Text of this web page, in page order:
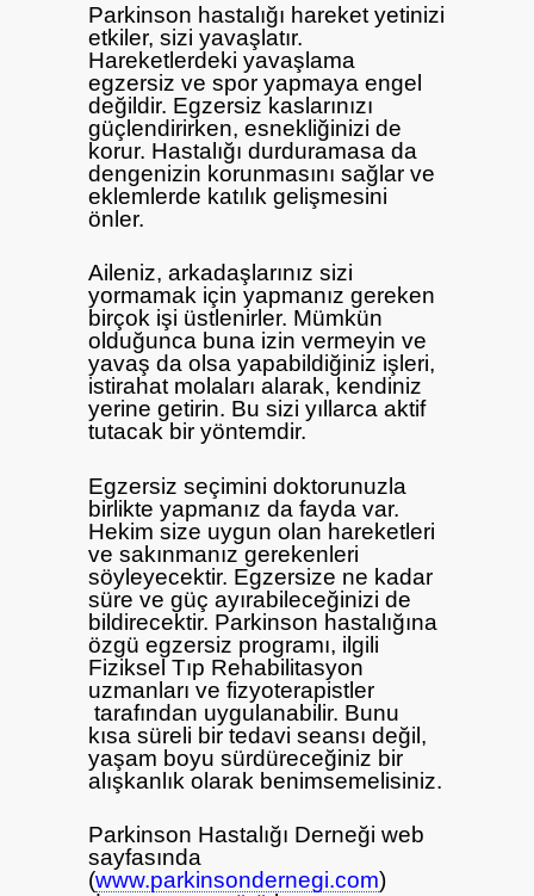
Parkinson hastalığı hareket yetinizi
etkiler, sizi yavaşlatır.
Hareketlerdeki yavaşlama
egzersiz ve spor yapmaya engel
değildir. Egzersiz kaslarınızı
güçlendirirken, esnekliğinizi de
korur. Hastalığı durduramasa da
dengenizin korunmasını sağlar ve
eklemlerde katılık gelişmesini
önler.
Aileniz, arkadaşlarınız sizi
yormamak için yapmanız gereken
birçok işi üstlenirler. Mümkün
olduğunca buna izin vermeyin ve
yavaş da olsa yapabildiğiniz işleri,
istirahat molaları alarak, kendiniz
yerine getirin. Bu sizi yıllarca aktif
tutacak bir yöntemdir.
Egzersiz seçimini doktorunuzla
birlikte yapmanız da fayda var.
Hekim size uygun olan hareketleri
ve sakınmanız gerekenleri
söyleyecektir. Egzersize ne kadar
süre ve güç ayırabileceğinizi de
bildirecektir. Parkinson hastalığına
özgü egzersiz programı, ilgili
Fiziksel Tıp Rehabilitasyon
uzmanları ve fizyoterapistler
tarafından uygulanabilir. Bunu
kısa süreli bir tedavi seansı değil,
yaşam boyu sürdüreceğiniz bir
alışkanlık olarak benimsemelisiniz.
Parkinson Hastalığı Derneği web
sayfasında
(www.parkinsondernegi.com)